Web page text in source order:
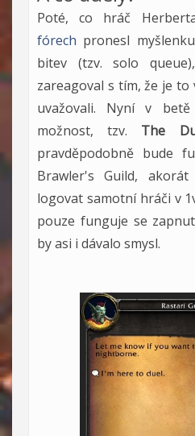
Poté, co hráč
fórech pronesl
bitev (tzv. solo
zareagoval s tím, že je to
uvažovali. Nyní v
možnost, tzv. The
pravděpodobně bude
Brawler's Guild,
logovat samotní hráči v
pouze funguje se
by asi i dávalo smysl.